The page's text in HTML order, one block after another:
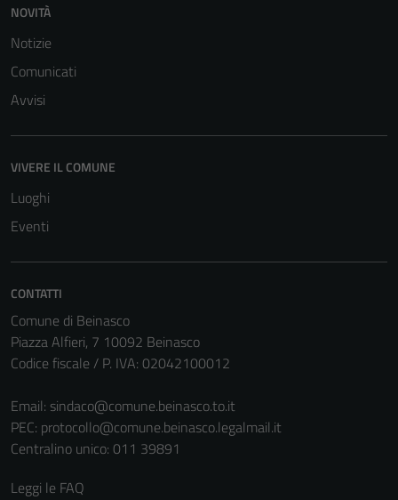
NOVITÀ
Notizie
Comunicati
Avvisi
VIVERE IL COMUNE
Luoghi
Eventi
CONTATTI
Comune di Beinasco
Piazza Alfieri, 7 10092 Beinasco
Codice fiscale / P. IVA: 02042100012
Email: sindaco@comune.beinasco.to.it
PEC: protocollo@comune.beinasco.legalmail.it
Centralino unico: 011 39891
Leggi le FAQ
Questi cookie
informazioni